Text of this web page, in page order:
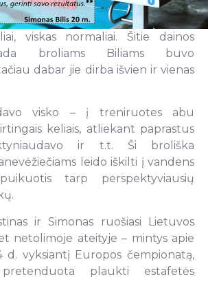
viskas normaliai. Šitie dainos
broliams Biliams buvo
dabar jie dirba išvien ir vienas
visko – į treniruotes abu
keliais, atliekant paprastus
ir t.t. Ši broliška
leido iškilti į vandens
tarp perspektyviausių
ir Simonas ruošiasi Lietuvos
netolimoje ateityje – mintys apie
d. vyksiantį Europos čempionatą,
plaukti estafetės